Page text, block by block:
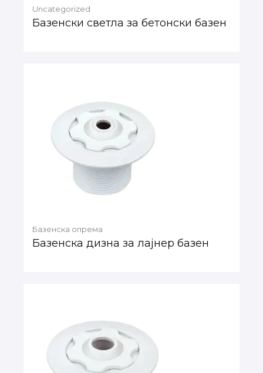
Uncategorized
Базенски светла за бетонски базен
Базенска опрема
Базенска дизна за лајнер базен